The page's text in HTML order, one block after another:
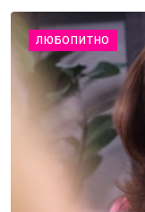
ЛЮБОПИТНО